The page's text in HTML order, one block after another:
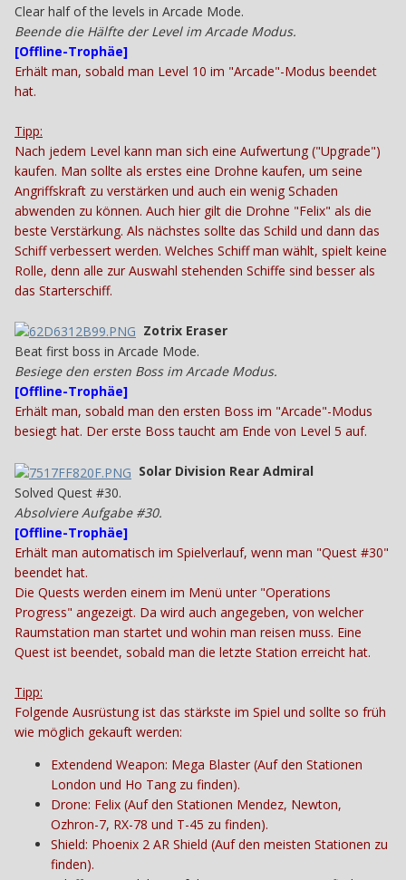
Clear half of the levels in Arcade Mode.
Beende die Hälfte der Level im Arcade Modus.
[Offline-Trophäe]
Erhält man, sobald man Level 10 im "Arcade"-Modus beendet
hat.
Tipp:
Nach jedem Level kann man sich eine Aufwertung ("Upgrade")
kaufen. Man sollte als erstes eine Drohne kaufen, um seine
Angriffskraft zu verstärken und auch ein wenig Schaden
abwenden zu können. Auch hier gilt die Drohne "Felix" als die
beste Verstärkung. Als nächstes sollte das Schild und dann das
Schiff verbessert werden. Welches Schiff man wählt, spielt keine
Rolle, denn alle zur Auswahl stehenden Schiffe sind besser als
das Starterschiff.
Zotrix Eraser
Beat first boss in Arcade Mode.
Besiege den ersten Boss im Arcade Modus.
[Offline-Trophäe]
Erhält man, sobald man den ersten Boss im "Arcade"-Modus
besiegt hat. Der erste Boss taucht am Ende von Level 5 auf.
Solar Division Rear Admiral
Solved Quest #30.
Absolviere Aufgabe #30.
[Offline-Trophäe]
Erhält man automatisch im Spielverlauf, wenn man "Quest #30"
beendet hat.
Die Quests werden einem im Menü unter "Operations
Progress" angezeigt. Da wird auch angegeben, von welcher
Raumstation man startet und wohin man reisen muss. Eine
Quest ist beendet, sobald man die letzte Station erreicht hat.
Tipp:
Folgende Ausrüstung ist das stärkste im Spiel und sollte so früh
wie möglich gekauft werden:
Extendend Weapon: Mega Blaster (Auf den Stationen
London und Ho Tang zu finden).
Drone: Felix (Auf den Stationen Mendez, Newton,
Ozhron-7, RX-78 und T-45 zu finden).
Shield: Phoenix 2 AR Shield (Auf den meisten Stationen zu
finden).